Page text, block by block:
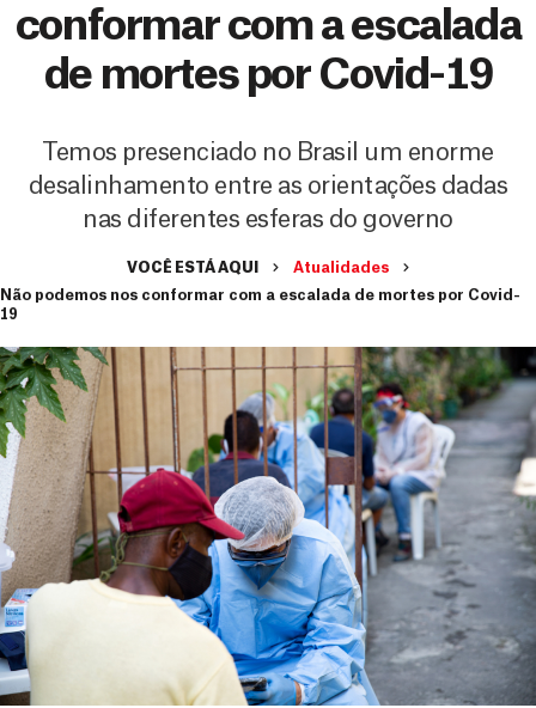
conformar com a escalada
de mortes por Covid-19
Temos presenciado no Brasil um enorme
desalinhamento entre as orientações dadas
nas diferentes esferas do governo
VOCÊ ESTÁ AQUI
Atualidades
Não podemos nos conformar com a escalada de mortes por Covid-
19